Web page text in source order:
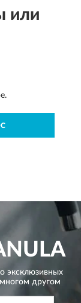
или
эксклюзивных
другом